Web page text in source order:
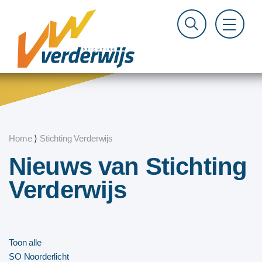
Home⟩ Stichting Verderwijs
Nieuws van Stichting
Verderwijs
Toon alle
SO Noorderlicht